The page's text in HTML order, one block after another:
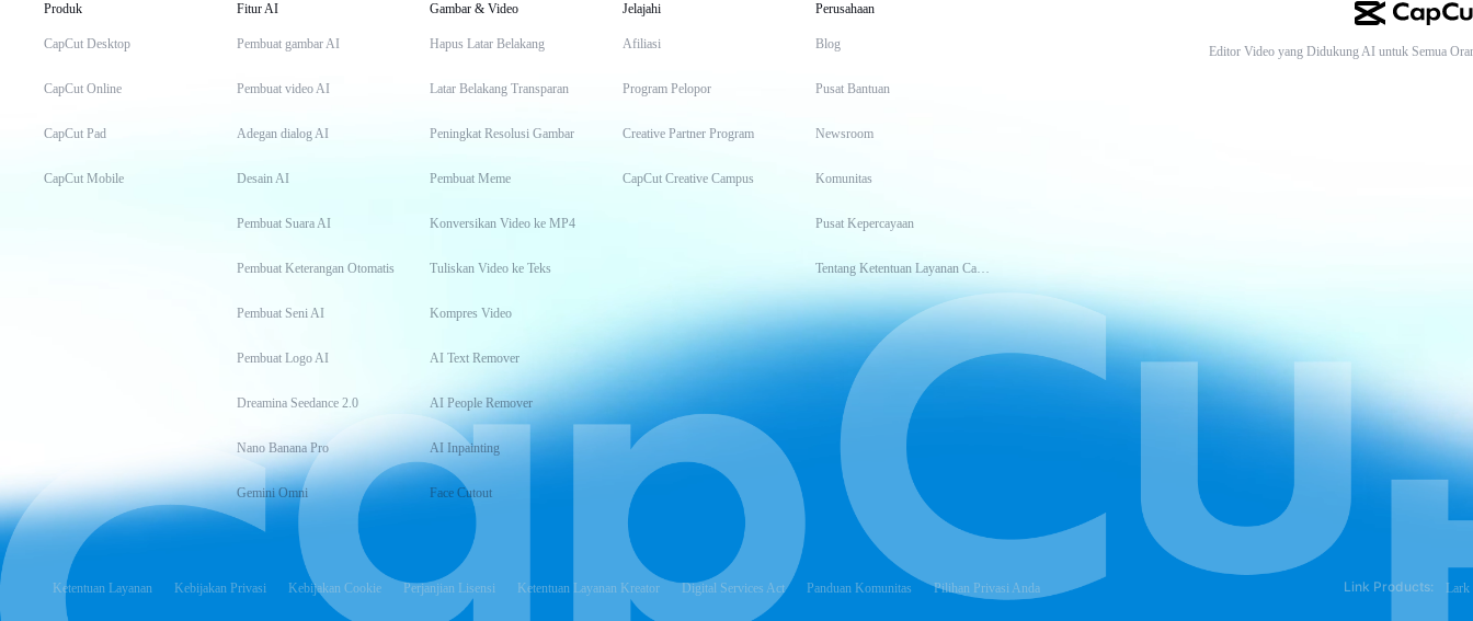
Produk
CapCut Desktop
CapCut Online
CapCut Pad
CapCut Mobile
Fitur AI
Pembuat gambar AI
Pembuat video AI
Adegan dialog AI
Desain AI
Pembuat Suara AI
Pembuat Keterangan Otomatis
Pembuat Seni AI
Pembuat Logo AI
Dreamina Seedance 2.0
Nano Banana Pro
Gemini Omni
Gambar & Video
Hapus Latar Belakang
Latar Belakang Transparan
Peningkat Resolusi Gambar
Pembuat Meme
Konversikan Video ke MP4
Tuliskan Video ke Teks
Kompres Video
AI Text Remover
AI People Remover
AI Inpainting
Face Cutout
Jelajahi
Afiliasi
Program Pelopor
Creative Partner Program
CapCut Creative Campus
Perusahaan
Blog
Pusat Bantuan
Newsroom
Komunitas
Pusat Kepercayaan
Tentang Ketentuan Layanan CapCut
Editor Video yang Didukung AI untuk Semua
Ketentuan Layanan Kebijakan Privasi Kebijakan Cookie Perjanjian Lisensi Ketentuan Layanan Kreator Digital Services Act Panduan Komunitas Pilihan Privasi Anda Link Products: Lark